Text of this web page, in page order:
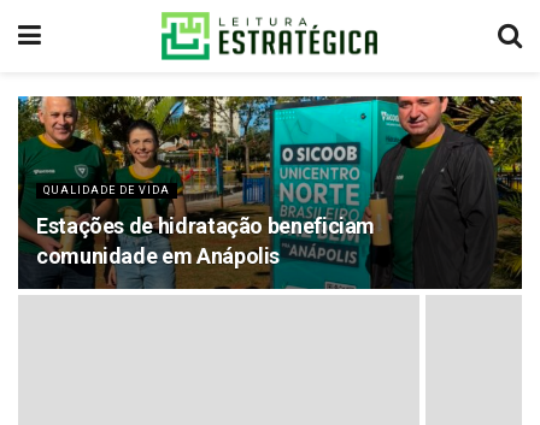
QUALIDADE DE VIDA
Estações de hidratação beneficiam
comunidade em Anápolis